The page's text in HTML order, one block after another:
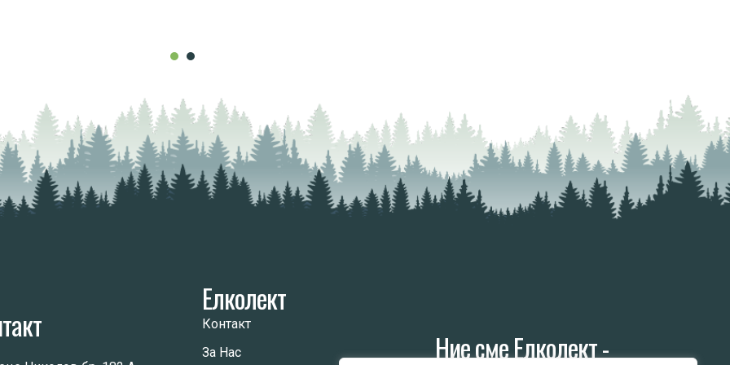
Елколект
Контакт
За Нас
Ние сме Елколект -